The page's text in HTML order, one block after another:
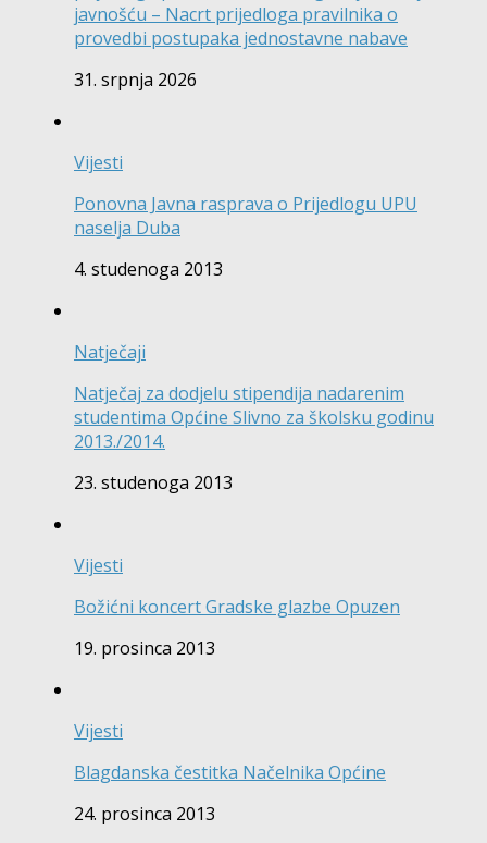
javnošću – Nacrt prijedloga pravilnika o
provedbi postupaka jednostavne nabave
31. srpnja 2026
Vijesti
Ponovna Javna rasprava o Prijedlogu UPU
naselja Duba
4. studenoga 2013
Natječaji
Natječaj za dodjelu stipendija nadarenim
studentima Općine Slivno za školsku godinu
2013./2014.
23. studenoga 2013
Vijesti
Božićni koncert Gradske glazbe Opuzen
19. prosinca 2013
Vijesti
Blagdanska čestitka Načelnika Općine
24. prosinca 2013